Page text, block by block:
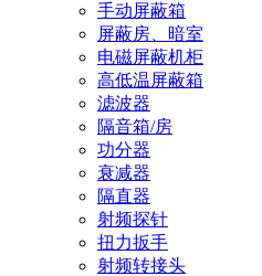
手动屏蔽箱
屏蔽房、暗室
电磁屏蔽机柜
高低温屏蔽箱
滤波器
隔音箱/房
功分器
衰减器
隔直器
射频探针
扭力扳手
射频转接头